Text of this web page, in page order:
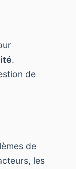
.
de
de
les